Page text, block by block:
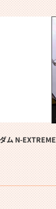
ム N-EXTREME